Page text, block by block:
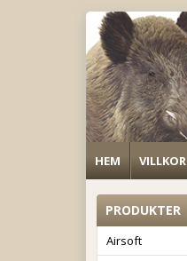
HEM VILLKOR
PRODUKTER
Airsoft